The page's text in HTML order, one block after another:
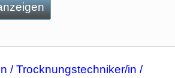
/ Trocknungstechniker/in /